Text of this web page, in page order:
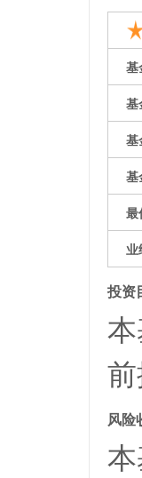
基
基
基
基
最
业
投资
风险